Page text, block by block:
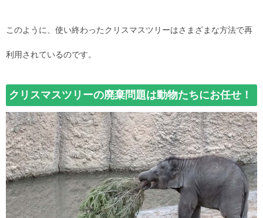
このように、使い終わったクリスマスツリーはさまざまな方法で再
利用されているのです。
クリスマスツリーの廃棄問題は動物たちにお任せ！